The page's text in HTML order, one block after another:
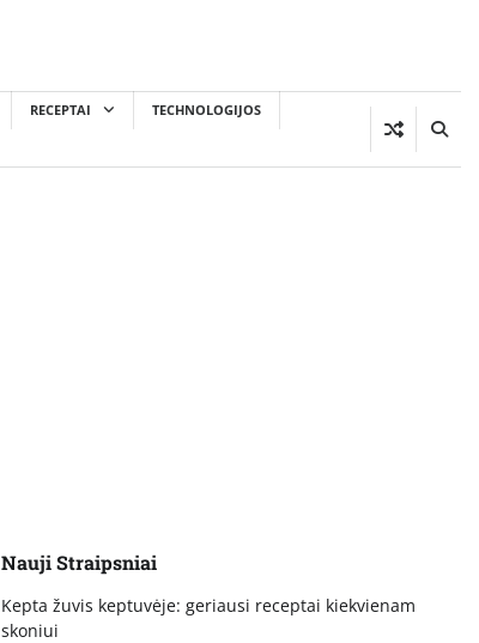
RECEPTAI TECHNOLOGIJOS
Nauji Straipsniai
Kepta žuvis keptuvėje: geriausi receptai kiekvienam
skoniui